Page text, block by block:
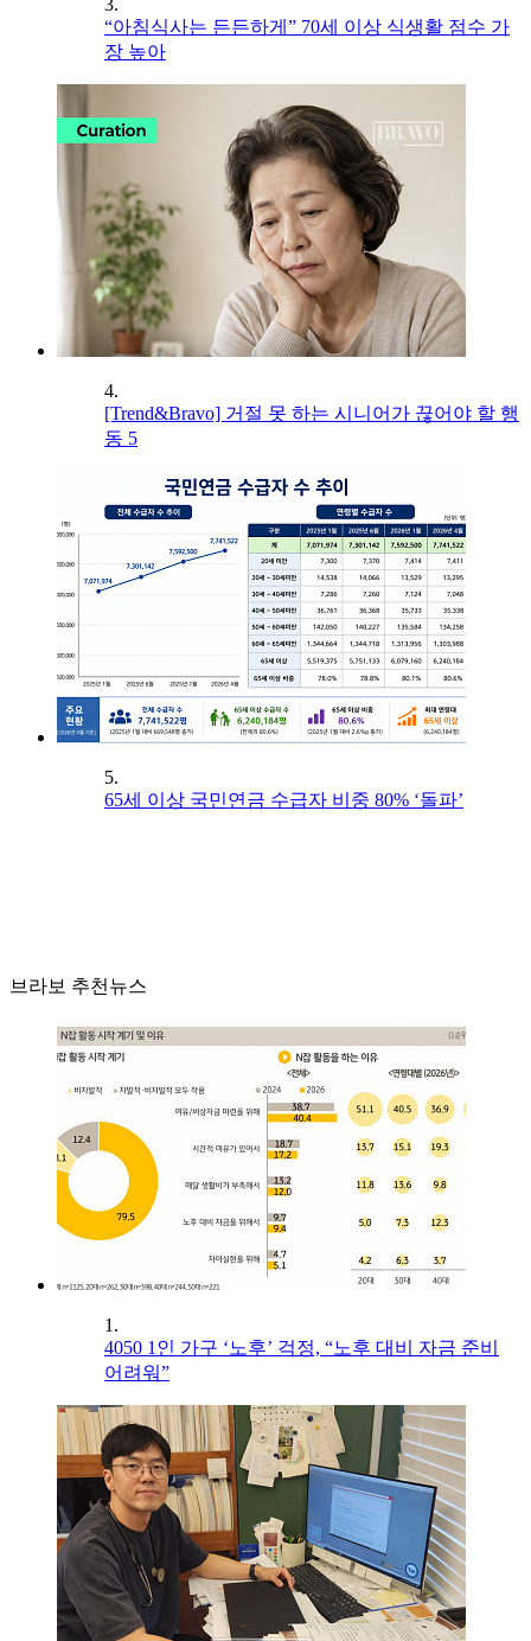
3.
“아침식사는 든든하게” 70세 이상 식생활 점수 가
장 높아
4.
[Trend&Bravo] 거절 못 하는 시니어가 끊어야 할 행
동 5
5.
65세 이상 국민연금 수급자 비중 80% ‘돌파’
브라보 추천뉴스
1.
4050 1인 가구 ‘노후’ 걱정, “노후 대비 자금 준비
어려워”